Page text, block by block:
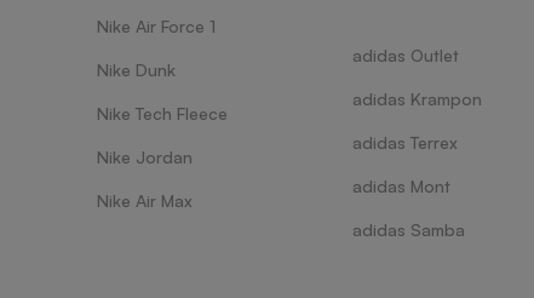
Nike Air Force 1
Nike Dunk
Nike Tech Fleece
Nike Jordan
Nike Air Max
adidas Outlet
adidas Krampon
adidas Terrex
adidas Mont
adidas Samba